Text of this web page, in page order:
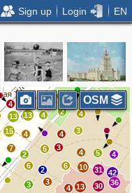
Sign up Login EN
4
4
13
15
13
4
4
5
5
2
7
4
3
2
3 2
4
4
5
4
3
4
3
6
6
13
10 31
4
42
30
4
3
6
3
2
2
7
36
OSM